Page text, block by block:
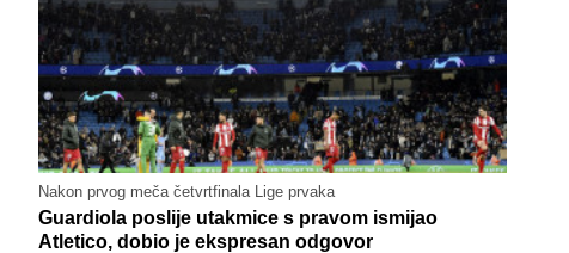
Nakon prvog meča četvrtfinala Lige prvaka
Guardiola poslije utakmice s pravom ismijao
Atletico, dobio je ekspresan odgovor